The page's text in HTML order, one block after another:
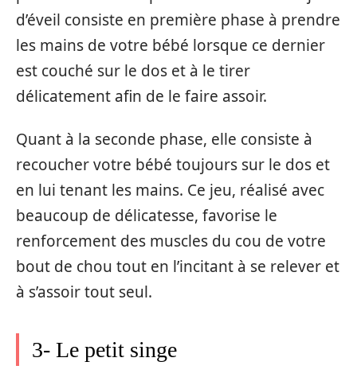
d’éveil consiste en première phase à prendre
les mains de votre bébé lorsque ce dernier
est couché sur le dos et à le tirer
délicatement afin de le faire assoir.
Quant à la seconde phase, elle consiste à
recoucher votre bébé toujours sur le dos et
en lui tenant les mains. Ce jeu, réalisé avec
beaucoup de délicatesse, favorise le
renforcement des muscles du cou de votre
bout de chou tout en l’incitant à se relever et
à s’assoir tout seul.
3- Le petit singe